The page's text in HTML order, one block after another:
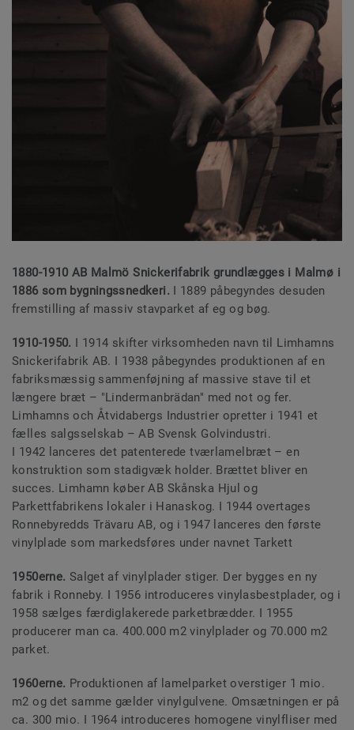
1880-1910 AB Malmö Snickerifabrik grundlægges i Malmø i
1886 som bygningssnedkeri.
I 1889 påbegyndes desuden
fremstilling af massiv stavparket af eg og bøg.
1910-1950.
I 1914 skifter virksomheden navn til Limhamns
Snickerifabrik AB. I 1938 påbegyndes produktionen af en
fabriksmæssig sammenføjning af massive stave til et
længere bræt – "Lindermanbrädan" med not og fer.
Limhamns och Åtvidabergs Industrier opretter i 1941 et
fælles salgsselskab – AB Svensk Golvindustri.
I 1942 lanceres det patenterede tværlamelbræt – en
konstruktion som stadigvæk holder. Brættet bliver en
succes. Limhamn køber AB Skånska Hjul og
Parkettfabrikens lokaler i Hanaskog. I 1944 overtages
Ronnebyredds Trävaru AB, og i 1947 lanceres den første
vinylplade som markedsføres under navnet Tarkett
1950erne. Salget af vinylplader stiger. Der bygges en ny
fabrik i Ronneby. I 1956 introduceres vinylasbestplader, og i
1958 sælges færdiglakerede parketbrædder. I 1955
producerer man ca. 400.000 m2 vinylplader og 70.000 m2
parket.
1960erne. Produktionen af lamelparket overstiger 1 mio.
m2 og det samme gælder vinylgulvene. Omsætningen er på
ca. 300 mio. I 1964 introduceres homogene vinylfliser med